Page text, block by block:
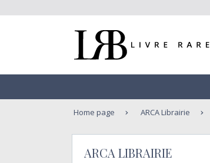
Home page ARCA Librairie
ARCA LIBRAIRIE